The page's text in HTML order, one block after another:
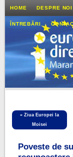
HOME DESPRE NOI
ÎNTREBĂRI
«Ziua Europei la
Moisei
Poveste de